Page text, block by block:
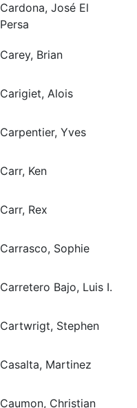
Cardona, José El
Persa
Carey, Brian
Carigiet, Alois
Carpentier, Yves
Carr, Ken
Carr, Rex
Carrasco, Sophie
Carretero Bajo, Luis I.
Cartwrigt, Stephen
Casalta, Martinez
Caumon, Christian